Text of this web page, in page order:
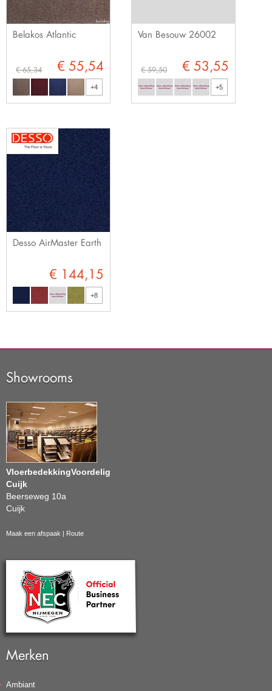
Belakos Atlantic
€ 55,54
€ 65,34
+4
Van Besouw 26002
€ 53,55
€ 59,50
+5
Desso AirMaster Earth
€ 144,15
+8
Showrooms
VloerbedekkingVoordelig
Cuijk
Beerseweg 10a
Cuijk
Maak een afspaak Route
Merken
Ambiant